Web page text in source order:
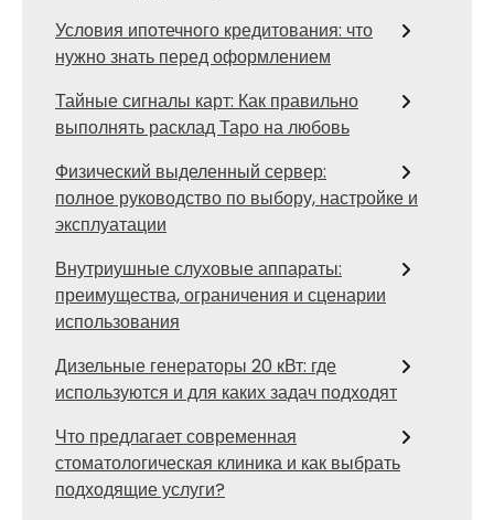
Условия ипотечного кредитования: что
нужно знать перед оформлением
Тайные сигналы карт: Как правильно
выполнять расклад Таро на любовь
Физический выделенный сервер:
полное руководство по выбору, настройке и
эксплуатации
Внутриушные слуховые аппараты:
преимущества, ограничения и сценарии
использования
Дизельные генераторы 20 кВт: где
используются и для каких задач подходят
Что предлагает современная
стоматологическая клиника и как выбрать
подходящие услуги?